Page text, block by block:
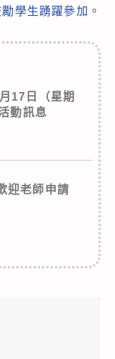
學生踴躍參加。
17日（星期
動訊息
迎老師申請